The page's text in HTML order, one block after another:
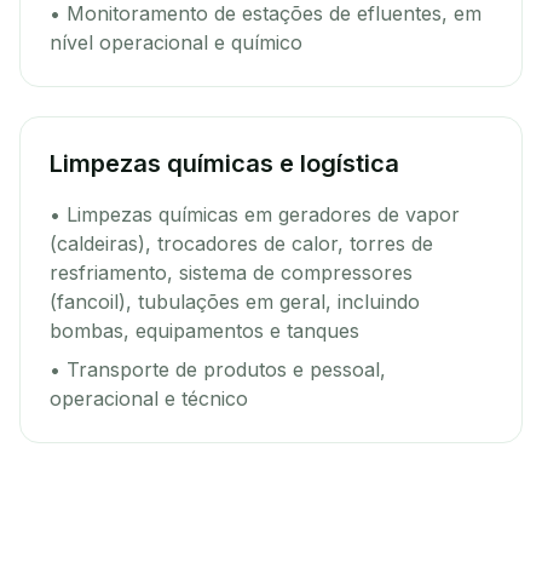
• Monitoramento de estações de efluentes, em
nível operacional e químico
Limpezas químicas e logística
• Limpezas químicas em geradores de vapor
(caldeiras), trocadores de calor, torres de
resfriamento, sistema de compressores
(fancoil), tubulações em geral, incluindo
bombas, equipamentos e tanques
• Transporte de produtos e pessoal,
operacional e técnico